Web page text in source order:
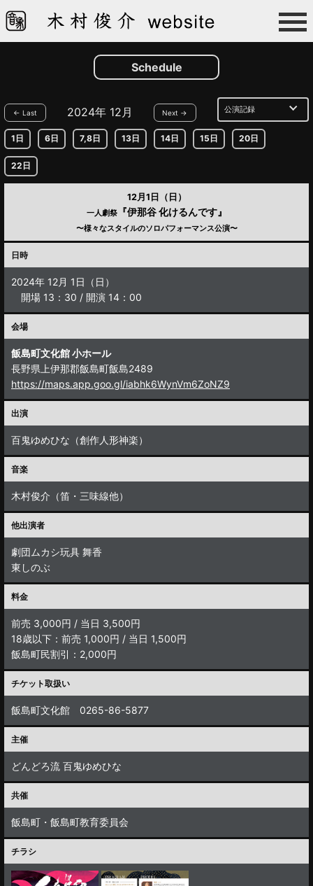
Schedule
← Last 2024年 12月 Next →
1日 6日 7,8日 13日 14日 15日 20日
22日
12月1日（日）
一人劇祭『伊那谷 化けるんです』
〜様々なスタイルのソロパフォーマンス公演〜
日時
2024年 12月 1日（日）
開場 13：30 / 開演 14：00
会場
飯島町文化館 小ホール
長野県上伊那郡飯島町飯島2489
https://maps.app.goo.gl/iabhk6WynVm6ZoNZ9
出演
百鬼ゆめひな（創作人形神楽）
音楽
木村俊介（笛・三味線他）
他出演者
劇団ムカシ玩具 舞香
東しのぶ
料金
前売 3,000円 / 当日 3,500円
18歳以下：前売 1,000円 / 当日 1,500円
飯島町民割引：2,000円
チケット取扱い
飯島町文化館 0265-86-5877
主催
どんどろ流 百鬼ゆめひな
共催
飯島町・飯島町教育委員会
チラシ